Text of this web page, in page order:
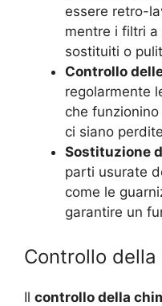
essere retro-
mentre i filtri
sostituiti o
Controllo
regolarmente
che
ci siano
Sostituzione
parti usurate
come le
garantire un
Controllo della
Il controllo della